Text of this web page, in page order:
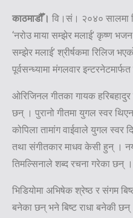
काठमाडौँ। वि।सं। २०४० सालमा
‘नरोउ माया सम्झेर मलाई’ कृष्ण
सम्झेर मलाई’ श्रीर्षकमा रिलिज
पूर्वसन्ध्यामा मंगलवार
ओरिजिनल गीतका गायक
छन् । पुरानो गीतमा युगल स्वर
कोपिला तामांग वाईवाले युगल
तथा संगीतकार माधव केसी हुन् ।
तिमल्सिनाले शब्द रचना गरेका छन् ।
भिडियोमा अभिषेक श्रेष्ठ र संगम
बनेका छन् भने बिष्ट राधा बनेकी